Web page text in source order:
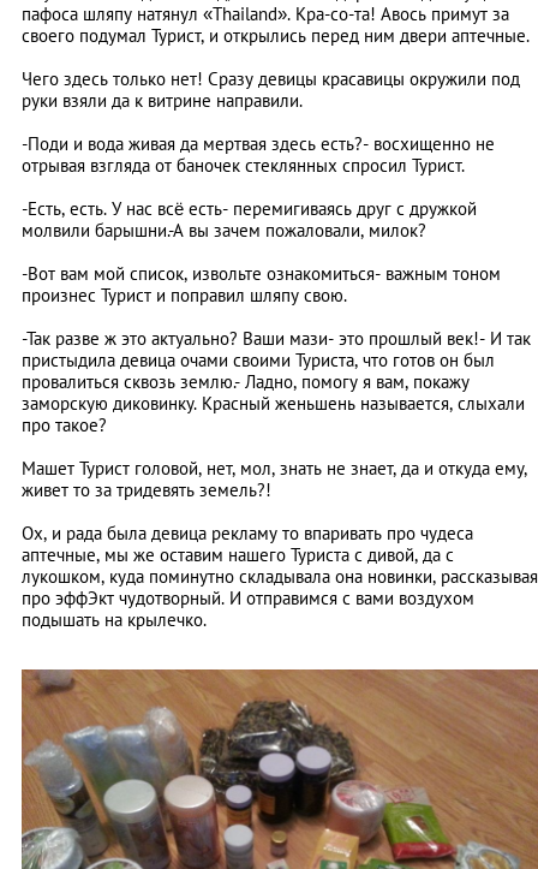
пафоса шляпу натянул «Thailand». Кра-со-та! Авось примут за
своего подумал Турист, и открылись перед ним двери аптечные.
Чего здесь только нет! Сразу девицы красавицы окружили под
руки взяли да к витрине направили.
-Поди и вода живая да мертвая здесь есть?- восхищенно не
отрывая взгляда от баночек стеклянных спросил Турист.
-Есть, есть. У нас всё есть- перемигиваясь друг с дружкой
молвили барышни.-А вы зачем пожаловали, милок?
-Вот вам мой список, извольте ознакомиться- важным тоном
произнес Турист и поправил шляпу свою.
-Так разве ж это актуально? Ваши мази- это прошлый век!- И так
пристыдила девица очами своими Туриста, что готов он был
провалиться сквозь землю.- Ладно, помогу я вам, покажу
заморскую диковинку. Красный женьшень называется, слыхали
про такое?
Машет Турист головой, нет, мол, знать не знает, да и откуда ему,
живет то за тридевять земель?!
Ох, и рада была девица рекламу то впаривать про чудеса
аптечные, мы же оставим нашего Туриста с дивой, да с
лукошком, куда поминутно складывала она новинки, рассказывая
про эффЭкт чудотворный. И отправимся с вами воздухом
подышать на крылечко.